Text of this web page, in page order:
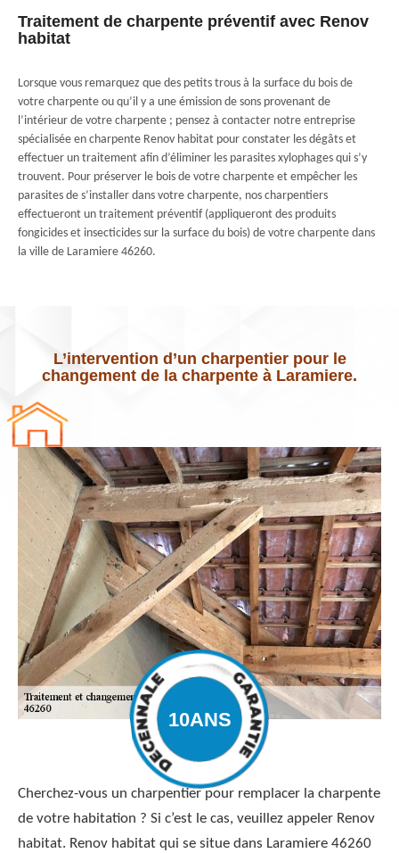
Traitement de charpente préventif avec Renov
habitat
Lorsque vous remarquez que des petits trous à la surface du bois de
votre charpente ou qu’il y a une émission de sons provenant de
l’intérieur de votre charpente ; pensez à contacter notre entreprise
spécialisée en charpente Renov habitat pour constater les dégâts et
effectuer un traitement afin d’éliminer les parasites xylophages qui s’y
trouvent. Pour préserver le bois de votre charpente et empêcher les
parasites de s’installer dans votre charpente, nos charpentiers
effectueront un traitement préventif (appliqueront des produits
fongicides et insecticides sur la surface du bois) de votre charpente dans
la ville de Laramiere 46260.
L’intervention d’un charpentier pour le
changement de la charpente à Laramiere.
Cherchez-vous un charpentier pour remplacer la charpente
de votre habitation ? Si c’est le cas, veuillez appeler Renov
habitat. Renov habitat qui se situe dans Laramiere 46260